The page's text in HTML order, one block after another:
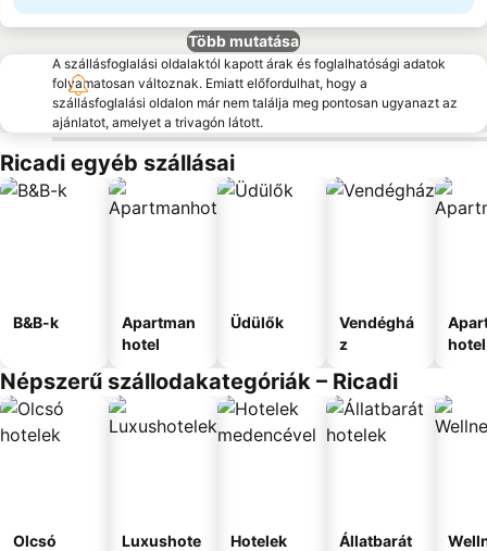
Több mutatása
A szállásfoglalási oldalaktól kapott árak és foglalhatósági adatok
folyamatosan változnak. Emiatt előfordulhat, hogy a
szállásfoglalási oldalon már nem találja meg pontosan ugyanazt az
ajánlatot, amelyet a trivagón látott.
Ricadi egyéb szállásai
B&B-k
Apartman
hotel
Üdülők
Vendéghá
z
hotel
Népszerű szállodakategóriák – Ricadi
Olcsó
Luxushote
Hotelek
Állatbarát